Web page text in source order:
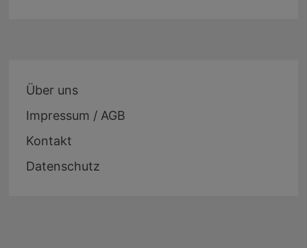
Über uns
Impressum / AGB
Kontakt
Datenschutz